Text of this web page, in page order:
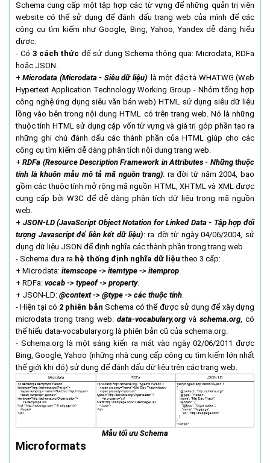
Schema cung cấp một tập hợp các từ vựng để những quản trị viên
website có thể sử dụng để đánh dấu trang web của mình để các
công cụ tìm kiếm như Google, Bing, Yahoo, Yandex dễ dàng hiểu
được.
- Có 3 cách thức để sử dụng Schema thông qua: Microdata, RDFa
hoặc JSON.
+Microdata (Microdata - Siêu dữ liệu): là một đặc tả WHATWG (Web
Hypertext Application Technology Working Group - Nhóm tổng hợp
công nghệ ứng dụng siêu văn bản web) HTML sử dụng siêu dữ liệu
lồng vào bên trong nội dung HTML có trên trang web. Nó là những
thuộc tính HTML sử dụng cặp vốn từ vựng và giá trị góp phần tạo ra
những ghi chú đánh dấu các thành phần của HTML giúp cho các
công cụ tìm kiếm dễ dàng phân tích nội dung trang web.
+RDFa (Resource Description Framework in Attributes - Những thuộc
tính là khuôn mẫu mô tả mã nguồn trang): ra đời từ năm 2004, bao
gồm các thuộc tính mở rộng mã nguồn HTML, XHTML và XML được
cung cấp bởi W3C để dễ dàng phân tích dữ liệu trong mã nguồn
web.
+ JSON-LD (JavaScript Object Notation for Linked Data - Tập hợp đối
tượng Javascript để liên kết dữ liệu): ra đời từ ngày 04/06/2004, sử
dụng dữ liệu JSON để định nghĩa các thành phần trong trang web.
- Schema đưa ra hệ thống định nghĩa dữ liệu theo 3 cấp:
+ Microdata: itemscope -> itemtype -> itemprop.
+ RDFa: vocab -> typeof -> property.
+ JSON-LD: @context -> @type -> các thuộc tính.
- Hiện tại có 2 phiên bản Schema có thể được sử dụng để xây dựng
microdata trong trang web: data-vocabulary.org và schema.org, có
thể hiểu data-vocabulary.org là phiên bản cũ của schema.org.
- Schema.org là một sáng kiến ra mắt vào ngày 02/06/2011 được
Bing, Google, Yahoo (những nhà cung cấp công cụ tìm kiếm lớn nhất
thế giới khi đó) sử dụng để đánh dấu dữ liệu trên các trang web.
Mẫu tối ưu Schema
Microformats